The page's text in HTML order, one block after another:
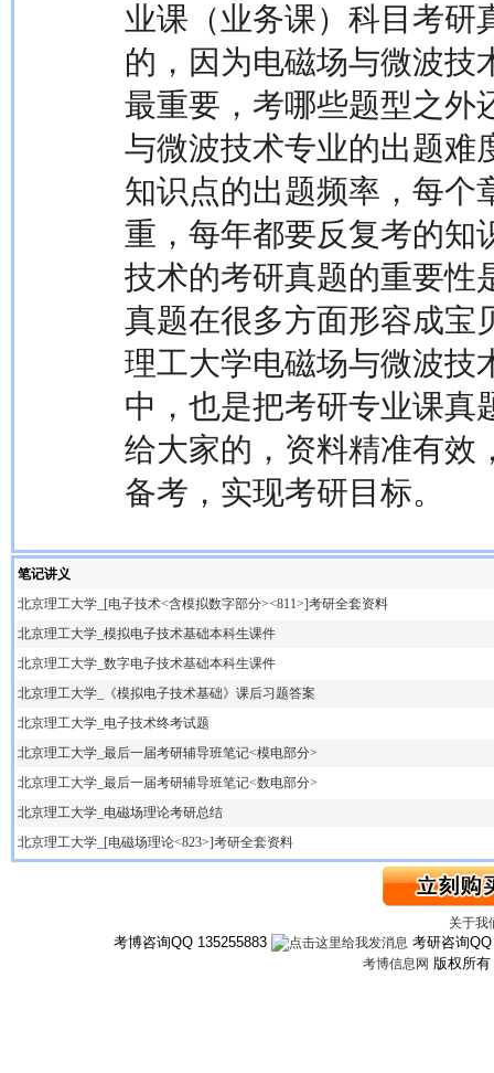
业课（业务课）科目考研
的，因为电磁场与微波技
最重要，考哪些题型之外
与微波技术专业的出题难
知识点的出题频率，每个
重，每年都要反复考的知
技术的考研真题的重要性
真题在很多方面形容成宝
理工大学电磁场与微波技
中，也是把考研专业课真
给大家的，资料精准有效
备考，实现考研目标。
笔记讲义
北京理工大学_[电子技术<含模拟数字部分><811>]考研全套资料
北京理工大学_模拟电子技术基础本科生课件
北京理工大学_数字电子技术基础本科生课件
北京理工大学_《模拟电子技术基础》课后习题答案
北京理工大学_电子技术终考试题
北京理工大学_最后一届考研辅导班笔记<模电部分>
北京理工大学_最后一届考研辅导班笔记<数电部分>
北京理工大学_电磁场理论考研总结
北京理工大学_[电磁场理论<823>]考研全套资料
关于我
考博咨询QQ 135255883 考研咨询
考博信息网 版权所有